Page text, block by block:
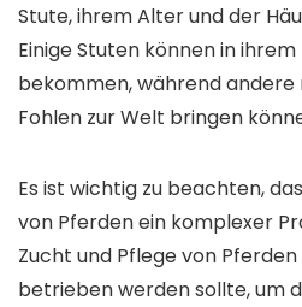
Stute, ihrem Alter und der
Einige Stuten können in
bekommen, während andere
Fohlen zur Welt bringen
Es ist wichtig zu beachten,
von Pferden ein komplexer
Zucht und Pflege von
betrieben werden sollte, um